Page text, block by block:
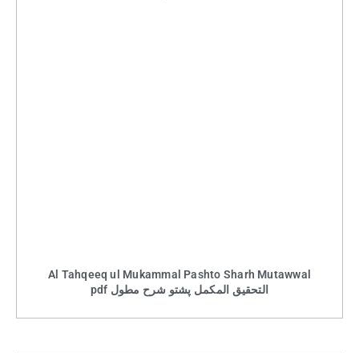
Al Tahqeeq ul Mukammal Pashto Sharh Mutawwal
pdf التحقیق المکمل پشتو شرح مطول